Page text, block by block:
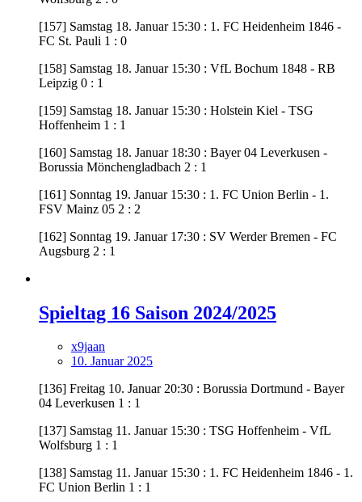
[157] Samstag 18. Januar 15:30 : 1. FC Heidenheim 1846 -
FC St. Pauli 1 : 0
[158] Samstag 18. Januar 15:30 : VfL Bochum 1848 - RB
Leipzig 0 : 1
[159] Samstag 18. Januar 15:30 : Holstein Kiel - TSG
Hoffenheim 1 : 1
[160] Samstag 18. Januar 18:30 : Bayer 04 Leverkusen -
Borussia Mönchengladbach 2 : 1
[161] Sonntag 19. Januar 15:30 : 1. FC Union Berlin - 1.
FSV Mainz 05 2 : 2
[162] Sonntag 19. Januar 17:30 : SV Werder Bremen - FC
Augsburg 2 : 1
Spieltag 16 Saison 2024/2025
x9jaan
10. Januar 2025
[136] Freitag 10. Januar 20:30 : Borussia Dortmund - Bayer
04 Leverkusen 1 : 1
[137] Samstag 11. Januar 15:30 : TSG Hoffenheim - VfL
Wolfsburg 1 : 1
[138] Samstag 11. Januar 15:30 : 1. FC Heidenheim 1846 - 1.
FC Union Berlin 1 : 1